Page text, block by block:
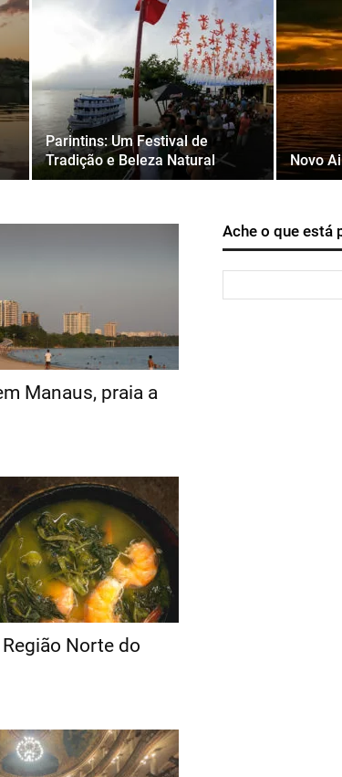
Parintins: Um Festival de
Tradição e Beleza Natural
Novo
Manaus, praia a
Norte do
Ache o que está